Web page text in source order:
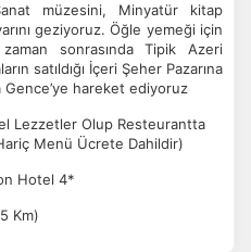
müzesini, Minyatür kitap
geziyoruz. Öğle yemeği için
sonrasında Tipik Azeri
satıldığı İçeri Şeher Pazarına
Gence’ye hareket ediyoruz
Lezzetler Olup Resteurantta
Menü Ücrete Dahildir)
Hotel 4*
Km)